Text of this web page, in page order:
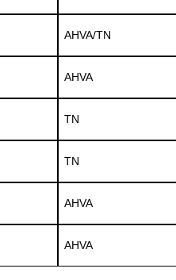
AHVA/TN
AHVA
TN
TN
AHVA
AHVA